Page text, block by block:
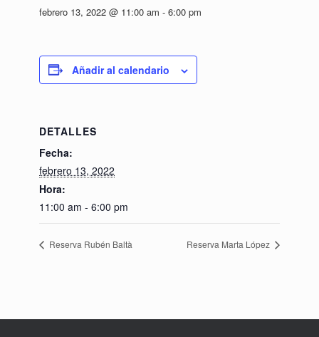
febrero 13, 2022 @ 11:00 am - 6:00 pm
Añadir al calendario
DETALLES
Fecha:
febrero 13, 2022
Hora:
11:00 am - 6:00 pm
Reserva Rubén Baltà Reserva Marta López